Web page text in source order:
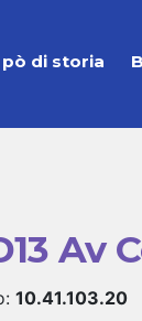
pò di storia
Av
10.41.103.20